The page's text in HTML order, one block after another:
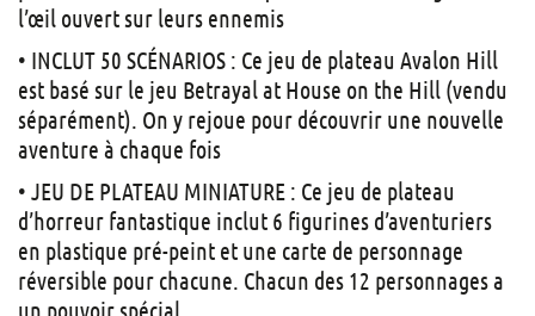
l’œil ouvert sur leurs ennemis
• INCLUT 50 SCÉNARIOS : Ce jeu de plateau Avalon Hill
est basé sur le jeu Betrayal at House on the Hill (vendu
séparément). On y rejoue pour découvrir une nouvelle
aventure à chaque fois
• JEU DE PLATEAU MINIATURE : Ce jeu de plateau
d’horreur fantastique inclut 6 figurines d’aventuriers
en plastique pré-peint et une carte de personnage
réversible pour chacune. Chacun des 12 personnages a
un pouvoir spécial